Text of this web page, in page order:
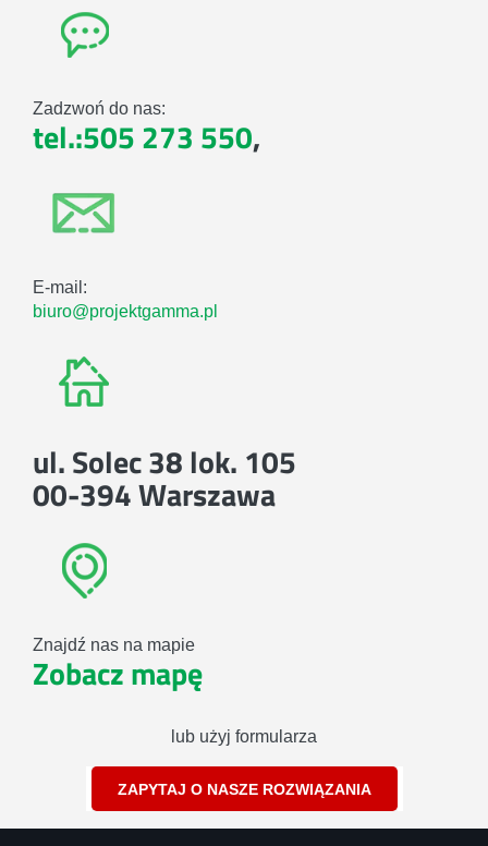
Zadzwoń do nas:
tel.:505 273 550,
E-mail:
biuro@projektgamma.pl
ul. Solec 38 lok. 105
00-394 Warszawa
Znajdź nas na mapie
Zobacz mapę
lub użyj formularza
ZAPYTAJ O NASZE ROZWIĄZANIA